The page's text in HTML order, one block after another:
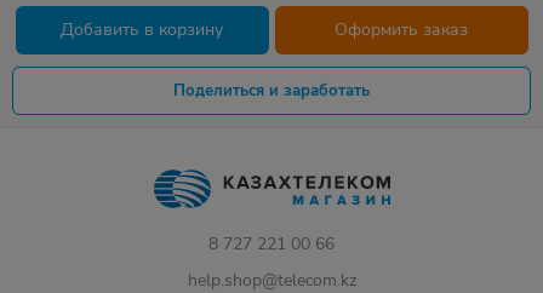
Добавить в корзину Оформить заказ
Поделиться и заработать
8 727 221 00 66
help.shop@telecom.kz